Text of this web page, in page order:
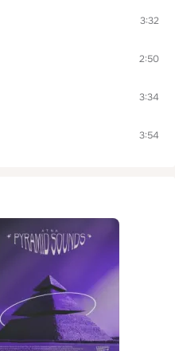
3:32
2:50
3:34
3:54